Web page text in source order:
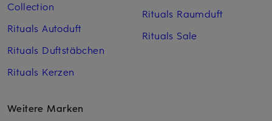
Collection
Rituals Autoduft
Rituals Duftstäbchen
Rituals Kerzen
Rituals Raumduft
Rituals Sale
Weitere Marken